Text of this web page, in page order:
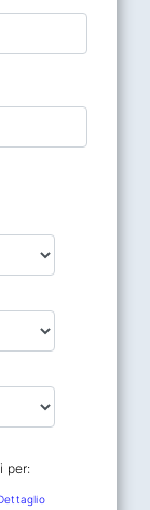
per: